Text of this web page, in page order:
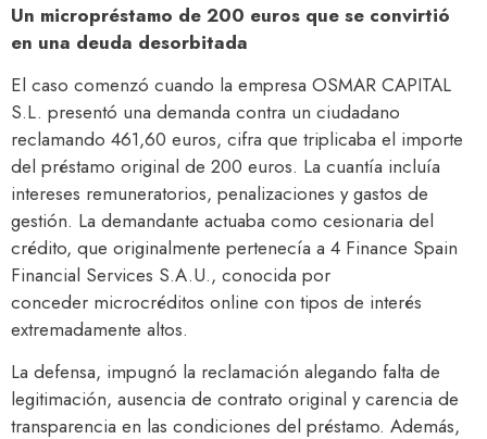
Un micropréstamo de 200 euros que se convirtió
en una deuda desorbitada
El caso comenzó cuando la empresa OSMAR CAPITAL
S.L. presentó una demanda contra un ciudadano
reclamando 461,60 euros, cifra que triplicaba el importe
del préstamo original de 200 euros. La cuantía incluía
intereses remuneratorios, penalizaciones y gastos de
gestión. La demandante actuaba como cesionaria del
crédito, que originalmente pertenecía a 4 Finance Spain
Financial Services S.A.U., conocida por
conceder microcréditos online con tipos de interés
extremadamente altos.
La defensa, impugnó la reclamación alegando falta de
legitimación, ausencia de contrato original y carencia de
transparencia en las condiciones del préstamo. Además,